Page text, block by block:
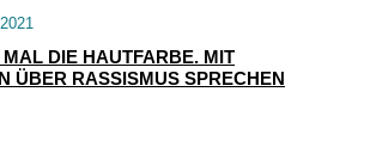
DIE HAUTFARBE. MIT
ÜBER RASSISMUS SPRECHEN